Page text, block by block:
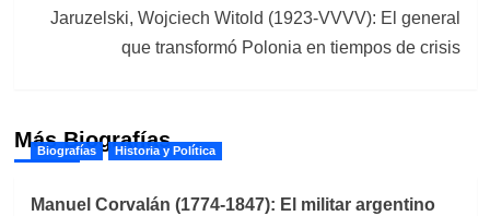
Jaruzelski, Wojciech Witold (1923-VVVV): El general
que transformó Polonia en tiempos de crisis
Más Biografías
Biografías Historia y Política
Manuel Corvalán (1774-1847): El militar argentino